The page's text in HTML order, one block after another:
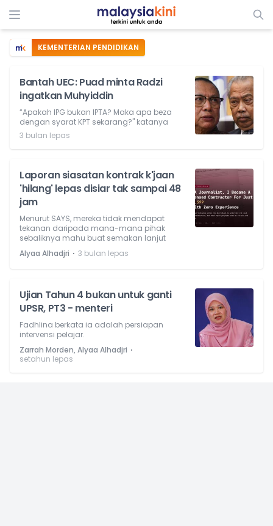
KEMENTERIAN PENDIDIKAN
Bantah UEC: Puad minta Radzi
ingatkan Muhyiddin
“Apakah IPG bukan IPTA? Maka apa beza
dengan syarat KPT sekarang?" katanya
3 bulan lepas
Laporan siasatan kontrak k'jaan
'hilang' lepas disiar tak sampai 48
jam
Menurut SAYS, mereka tidak mendapat
tekanan daripada mana-mana pihak
sebaliknya mahu buat semakan lanjut
Alyaa Alhadjri ⋅ 3 bulan lepas
Ujian Tahun 4 bukan untuk ganti
UPSR, PT3 - menteri
Fadhlina berkata ia adalah persiapan
intervensi pelajar.
Zarrah Morden, Alyaa Alhadjri ⋅
setahun lepas